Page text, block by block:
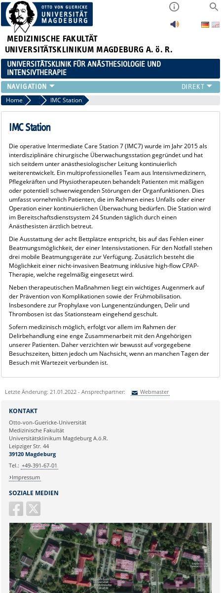
MEDIZINISCHE FAKULTÄT
UNIVERSITÄTSKLINIKUM MAGDEBURG A. ö. R.
UNIVERSITÄTSKLINIK FÜR ANÄSTHESIOLOGIE UND
INTENSIVTHERAPIE
BEREICHE AINSP
PATIENTENINFORMATIONEN
MITARBEITER
WEITERBILDUNG
KARRIERE
Home Intensivtherapie
IMC Station
IMC Station
Die operative Intermediate Care Station 7 (IMC7) wurde im Jahr 2015 als
interdisziplinäre chirurgische Überwachungsstation gegründet und hat
sich seitdem unter anästhesiologischer Leitung kontinuierlich
weiterentwickelt. Ein multiprofessionelles Team aus Intensivmedizinern,
Pflegekräften und Physiotherapeuten behandelt Patienten mit mäßigen
oder potentiell schwerwiegenden Störungen der Organfunktionen. Dies
umfasst vornehmlich Patienten, die im Rahmen eines Unfalls oder einer
Operation einer kontinuierlichen Überwachung bedürfen. Die Station wird
im Bereitschaftsdienstsystem 24 Stunden täglich durch einen
Anästhesisten ärztlich betreut.
Die Ausstattung der acht Bettplätze entspricht, bis auf das Fehlen einer
Beatmungsmöglichkeit, der einer Intensivstationen. Für den Notfall stehen
drei mobile Beatmungsgeräte zur Verfügung. Zusätzlich besteht die
Möglichkeit einer nicht-invasiven Beatmung inklusive high-flow CPAP-
Therapie, welche regelmäßig eingesetzt wird.
Neben therapeutischen Maßnahmen liegt ein wichtiges Augenmerk auf
der Prävention von Komplikationen sowie der Frühmobilisation.
Insbesondere zur Prophylaxe von Lungenentzündungen, Delir und
Thrombosen ist das Stationsteam eingehend geschult.
Sofern medizinisch möglich, erfolgt vor allem im Rahmen der
Delirbehandlung eine enge Zusammenarbeit mit den Angehörigen
unserer Patienten. Daher verzichten wir bewusst auf vorgegebene
Besuchszeiten, bitten jedoch um Nachsicht, wenn an manchen Tagen der
Besuch mit Wartezeit verbunden ist.
Letzte Änderung: 21.01.2022 - Ansprechpartner: Webmaster
Ihre E-Mailadresse:
Ihr Anliegen:
SOZIALE MEDIEN
KONTAKT
Otto-von-Guericke-Universität
Medizinische Fakultät
Universitätsklinikum Magdeburg A.ö.R.
Leipziger Str. 44
39120 Magdeburg
Tel.: +49-391-67-01
Impressum